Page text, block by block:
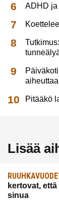
ADHD
Pitääkö
Lisää
kertovat,
sinua